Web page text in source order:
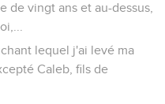
de vingt ans et au-dessus,
lequel j'ai levé ma
Caleb, fils de